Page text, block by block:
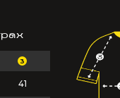
3
41